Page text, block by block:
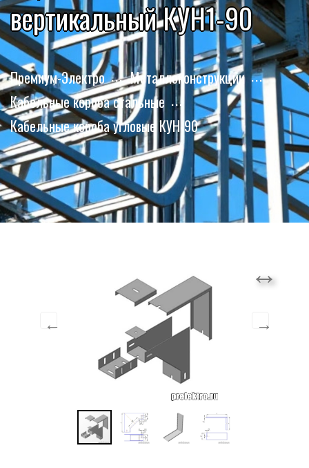
вертикальный КУН1-90
Премиум-Электро
Металлоконструкции
Кабельные короба стальные
Кабельные короба угловые КУН-90